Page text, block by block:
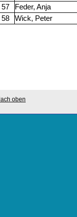
57
Feder, Anja
58
Wick, Peter
oben